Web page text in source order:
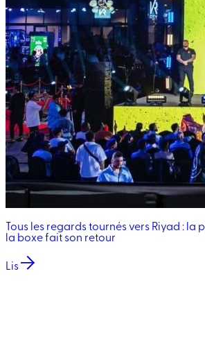
Tous les regards tournés vers Riyad : la
la boxe fait son retour
Lis